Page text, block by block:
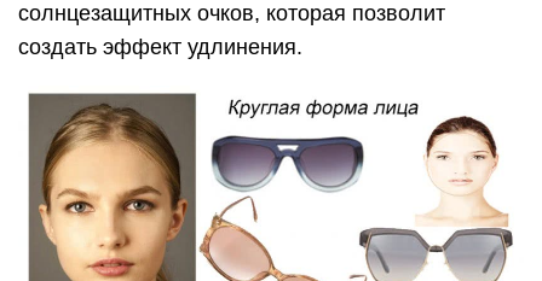
солнцезащитных очков, которая позволит
создать эффект удлинения.